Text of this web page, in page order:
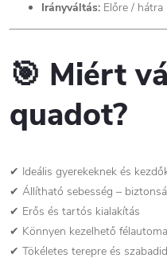
Irányváltás: Előre / hátra
🎯 Miért
quadot?
✔ Ideális gyerekeknek és
✔ Állítható sebesség –
✔ Erős és tartós kialakítás
✔ Könnyen kezelhető
✔ Tökéletes terepre és